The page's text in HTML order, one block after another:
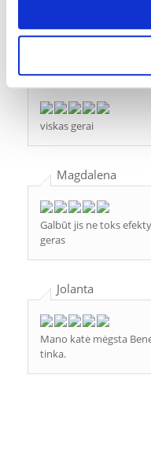
Iwona
viskas gerai
Magdalena
Galbūt jis ne toks
geras
Jolanta
Mano katė mėgsta
tinka.